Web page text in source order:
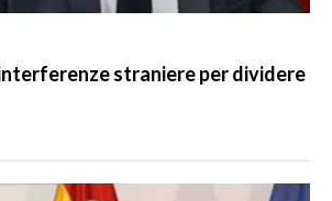
straniere per dividere